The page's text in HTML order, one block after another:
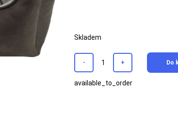
Skladem
- + Do
available_to_order